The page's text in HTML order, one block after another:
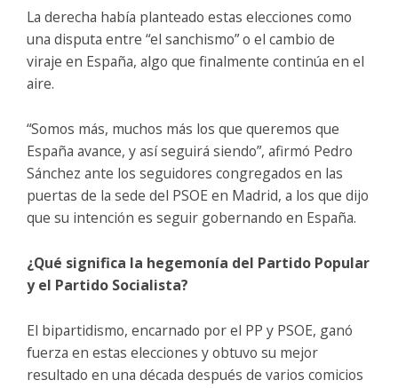
La derecha había planteado estas elecciones como
una disputa entre “el sanchismo” o el cambio de
viraje en España, algo que finalmente continúa en el
aire.
“Somos más, muchos más los que queremos que
España avance, y así seguirá siendo”, afirmó Pedro
Sánchez ante los seguidores congregados en las
puertas de la sede del PSOE en Madrid, a los que dijo
que su intención es seguir gobernando en España.
¿Qué significa la hegemonía del Partido Popular
y el Partido Socialista?
El bipartidismo, encarnado por el PP y PSOE, ganó
fuerza en estas elecciones y obtuvo su mejor
resultado en una década después de varios comicios